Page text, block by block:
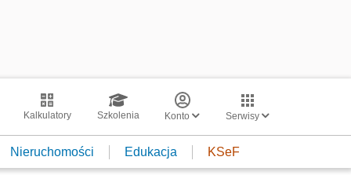
Kalkulatory Szkolenia Konto Serwisy
Nieruchomości Edukacja KSeF